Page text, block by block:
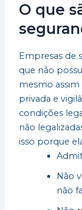
O que
Empresas de
que não
mesmo assim
privada e
condições
não
isso porque
Não
não